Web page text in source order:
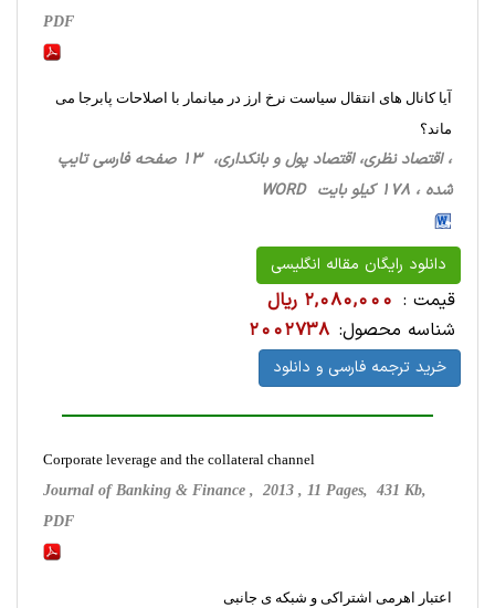
PDF
آیا کانال های انتقال سیاست نرخ ارز در میانمار با اصلاحات پابرجا می
ماند؟
، اقتصاد نظری، اقتصاد پول و بانکداری، 13 صفحه فارسی تایپ
شده ، 178 کیلو بایت WORD
دانلود رایگان مقاله انگلیسی
قیمت : 2,080,000 ریال
شناسه محصول: 2002738
خرید ترجمه فارسی و دانلود
Corporate leverage and the collateral channel
Journal of Banking & Finance , 2013 , 11 Pages, 431 Kb,
PDF
اعتبار اهرمی اشتراکی و شبکه ی جانبی